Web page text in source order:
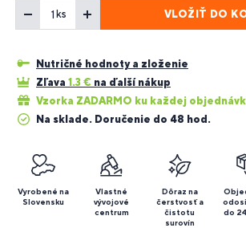
ks VLOŽIŤ DO
Nutričné hodnoty a zloženie
Zľava 1.3 € na ďalší nákup
Vzorka ZADARMO ku každej
Na sklade. Doručenie do 48 hod.
Vyrobené na
Slovensku
Vlastné
vývojové
centrum
Dôraz na
čerstvosť a
čistotu
surovín
do